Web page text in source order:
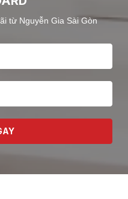
từ Nguyễn Gia Sài Gòn